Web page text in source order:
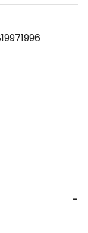
19971996